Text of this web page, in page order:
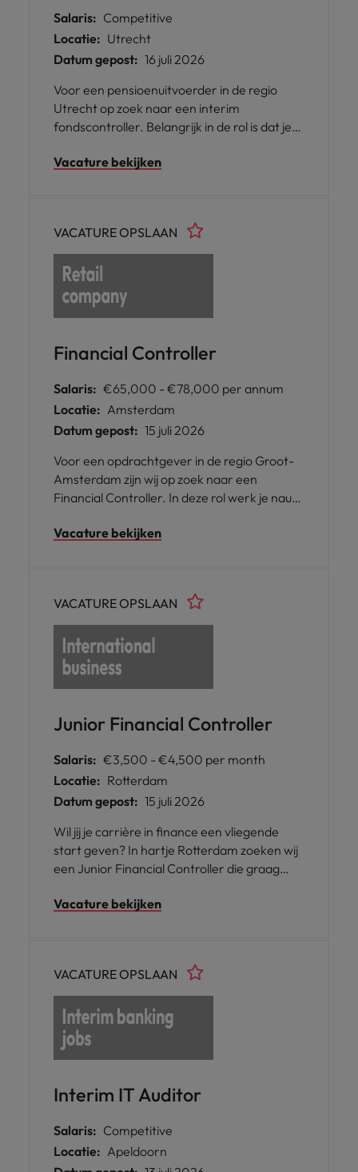
Salaris: Competitive
Locatie: Utrecht
Datum gepost: 16 juli 2026
Voor een pensioenuitvoerder in de regio
Utrecht op zoek naar een interim
fondscontroller. Belangrijk in de rol is dat je
met betrekking tot WTP. Start: 1 september
Vacature bekijken
Financial Controller
VACATURE OPSLAAN
Salaris: €65,000 - €78,000 per annum
Locatie: Amsterdam
Datum gepost: 15 juli 2026
Voor een opdrachtgever in de regio Groot-
Amsterdam zijn wij op zoek naar een
Financial Controller. In deze rol werk je nauw
een belangrijke schakel binnen het Finance
periodieke afsluitingen en levert een actieve
bijdrage aan rapportages en
procesverbeteringen.
Vacature bekijken
Junior Financial Controller
VACATURE OPSLAAN
Salaris: €3,500 - €4,500 per month
Locatie: Rotterdam
Datum gepost: 15 juli 2026
Wil jij je carrière in finance een vliegende
start geven? In hartje Rotterdam zoeken wij
een Junior Financial Controller die graag
analyses en verbeterprojecten. Je krijgt de
Vacature bekijken
Interim IT Auditor
VACATURE OPSLAAN
Salaris: Competitive
Locatie: Apeldoorn